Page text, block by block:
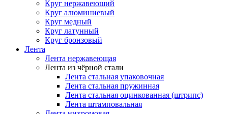
Круг нержавеющий
Круг алюминиевый
Круг медный
Круг латунный
Круг бронзовый
Лента
Лента нержавеющая
Лента из чёрной стали
Лента стальная упаковочная
Лента стальная пружинная
Лента стальная оцинкованная (штрипс)
Лента штамповальная